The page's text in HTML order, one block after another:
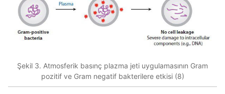
Şekil 3. Atmosferik basınç plazma jeti uygulamasının Gram
pozitif ve Gram negatif bakterilere etkisi (8)